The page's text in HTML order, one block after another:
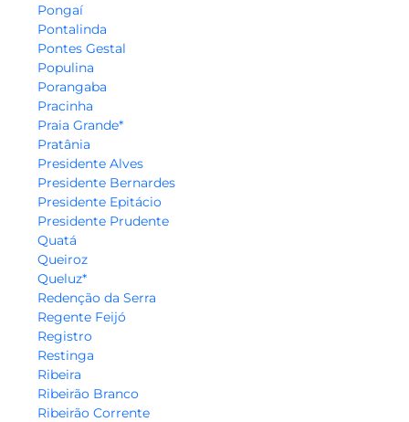
Pongaí
Pontalinda
Pontes Gestal
Populina
Porangaba
Pracinha
Praia Grande*
Pratânia
Presidente Alves
Presidente Bernardes
Presidente Epitácio
Presidente Prudente
Quatá
Queiroz
Queluz*
Redenção da Serra
Regente Feijó
Registro
Restinga
Ribeira
Ribeirão Branco
Ribeirão Corrente